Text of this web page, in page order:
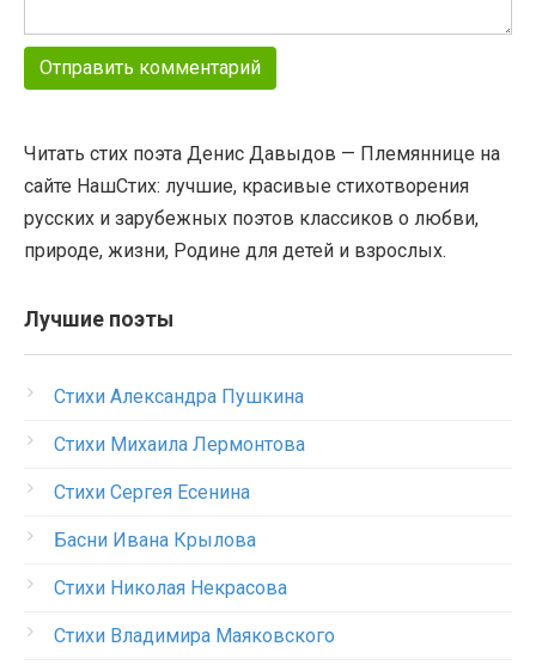
Читать стих поэта Денис Давыдов — Племяннице на
сайте НашСтих: лучшие, красивые стихотворения
русских и зарубежных поэтов классиков о любви,
природе, жизни, Родине для детей и взрослых.
Лучшие поэты
Стихи Александра Пушкина
Стихи Михаила Лермонтова
Стихи Сергея Есенина
Басни Ивана Крылова
Стихи Николая Некрасова
Стихи Владимира Маяковского